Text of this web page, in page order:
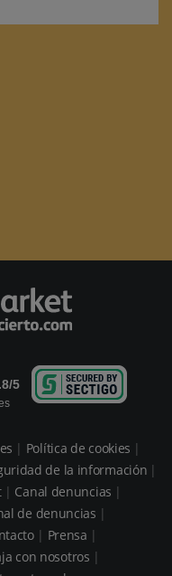
/5
Política de cookies
de la información
Canal denuncias
de denuncias
Prensa
con nosotros